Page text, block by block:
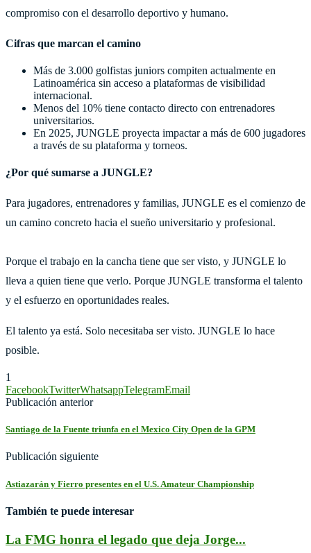
compromiso con el desarrollo deportivo y humano.
Cifras que marcan el camino
Más de 3.000 golfistas juniors compiten actualmente en
Latinoamérica sin acceso a plataformas de visibilidad
internacional.
Menos del 10% tiene contacto directo con entrenadores
universitarios.
En 2025, JUNGLE proyecta impactar a más de 600 jugadores
a través de su plataforma y torneos.
¿Por qué sumarse a JUNGLE?
Para jugadores, entrenadores y familias, JUNGLE es el comienzo de
un camino concreto hacia el sueño universitario y profesional.
Porque el trabajo en la cancha tiene que ser visto, y JUNGLE lo
lleva a quien tiene que verlo. Porque JUNGLE transforma el talento
y el esfuerzo en oportunidades reales.
El talento ya está. Solo necesitaba ser visto. JUNGLE lo hace
posible.
1
FacebookTwitterWhatsappTelegramEmail
Publicación anterior
Santiago de la Fuente triunfa en el Mexico City Open de la GPM
Publicación siguiente
Astiazarán y Fierro presentes en el U.S. Amateur Championship
También te puede interesar
La FMG honra el legado que deja Jorge...